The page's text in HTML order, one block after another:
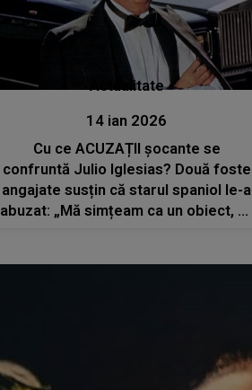
Actualitate
14 ian 2026
Cu ce ACUZAȚII șocante se
confruntă Julio Iglesias? Două foste
angajate susțin că starul spaniol le-a
abuzat: „Mă simțeam ca un obiect, ca